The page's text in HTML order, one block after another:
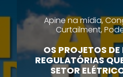
Apine na mídia,
Curtailment,
OS PROJETOS DE
REGULATÓRIAS
SETOR